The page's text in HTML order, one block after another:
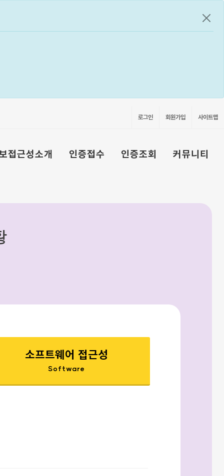
공지
로그인 회원가입 사이트맵
접근성소개 인증접수 인증조회 커뮤니티
소프트웨어 접근성
Software